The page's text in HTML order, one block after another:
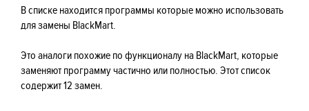
В списке находится программы которые можно использовать
для замены BlackMart.
Это аналоги похожие по функционалу на BlackMart, которые
заменяют программу частично или полностью. Этот список
содержит 12 замен.